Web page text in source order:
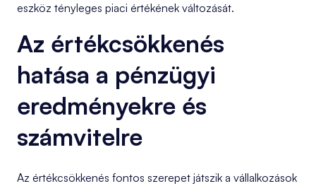
eszköz tényleges piaci értékének változását.
Az értékcsökkenés
hatása a pénzügyi
eredményekre és
számvitelre
Az értékcsökkenés fontos szerepet játszik a vállalkozások